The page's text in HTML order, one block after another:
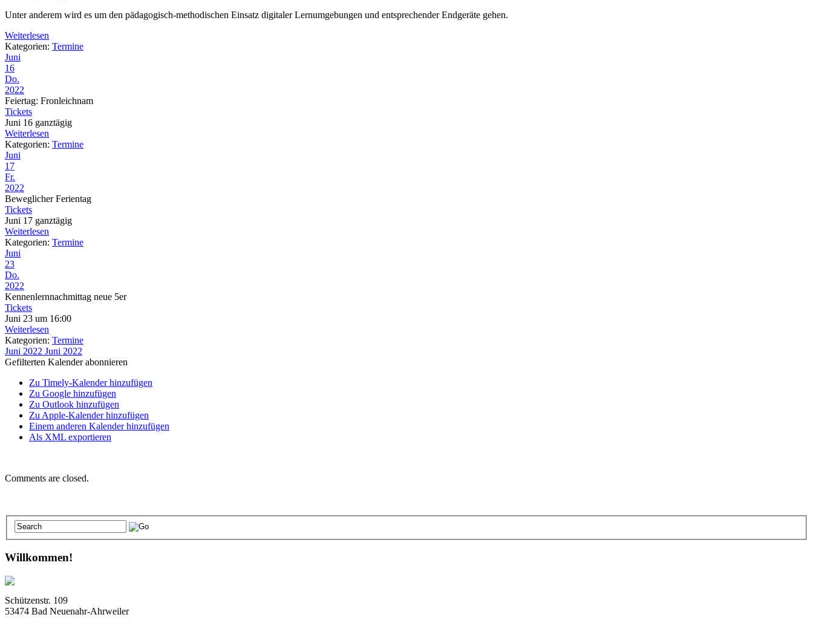
Unter anderem wird es um den pädagogisch-methodischen Einsatz digitaler Lernumgebungen und entsprechender Endgeräte gehen.
Weiterlesen
Kategorien: Termine
Juni
16
Do.
2022
Feiertag: Fronleichnam
Tickets
Juni 16 ganztägig
Weiterlesen
Kategorien: Termine
Juni
17
Fr.
2022
Beweglicher Ferientag
Tickets
Juni 17 ganztägig
Weiterlesen
Kategorien: Termine
Juni
23
Do.
2022
Kennenlernnachmittag neue 5er
Tickets
Juni 23 um 16:00
Weiterlesen
Kategorien: Termine
Juni 2022 Juni 2022
Gefilterten Kalender abonnieren
Zu Timely-Kalender hinzufügen
Zu Google hinzufügen
Zu Outlook hinzufügen
Zu Apple-Kalender hinzufügen
Einem anderen Kalender hinzufügen
Als XML exportieren
Comments are closed.
Willkommen!
Schützenstr. 109
53474 Bad Neuenahr-Ahrweiler